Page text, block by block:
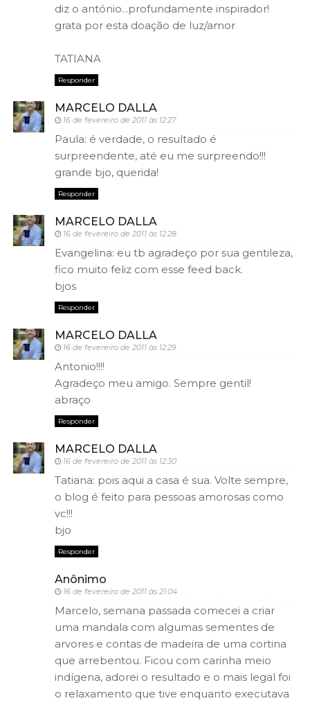
diz o antónio...profundamente inspirador!
grata por esta doação de luz/amor
TATIANA
Responder
MARCELO DALLA
16 de fevereiro de 2011 às 12:27
Paula: é verdade, o resultado é
surpreendente, até eu me surpreendo!!!
grande bjo, querida!
Responder
MARCELO DALLA
16 de fevereiro de 2011 às 12:28
Evangelina: eu tb agradeço por sua gentileza,
fico muito feliz com esse feed back.
bjos
Responder
MARCELO DALLA
16 de fevereiro de 2011 às 12:29
Antonio!!!!
Agradeço meu amigo. Sempre gentil!
abraço
Responder
MARCELO DALLA
16 de fevereiro de 2011 às 12:30
Tatiana: pois aqui a casa é sua. Volte sempre,
o blog é feito para pessoas amorosas como
vc!!!
bjo
Responder
Anônimo
16 de fevereiro de 2011 às 21:04
Marcelo, semana passada comecei a criar
uma mandala com algumas sementes de
arvores e contas de madeira de uma cortina
que arrebentou. Ficou com carinha meio
indígena, adorei o resultado e o mais legal foi
o relaxamento que tive enquanto executava